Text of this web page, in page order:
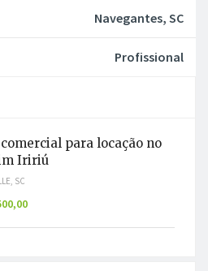
Navegantes, SC
Profissional
comercial para locação no
Iririú
SC